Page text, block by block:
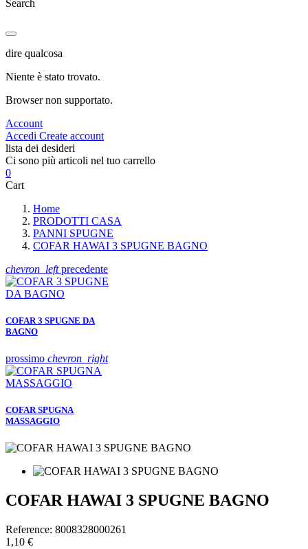
Search
dire qualcosa
Niente è stato trovato.
Browser non supportato.
Account
Accedi Create account
lista dei desideri
Ci sono più articoli nel tuo carrello
0
Cart
Home
PRODOTTI CASA
PANNI SPUGNE
COFAR HAWAI 3 SPUGNE BAGNO
chevron_leftprecedente
COFAR 3 SPUGNE DA
BAGNO
prossimo chevron_right
COFAR SPUGNA
MASSAGGIO
COFAR HAWAI 3 SPUGNE BAGNO
Reference: 8008328000261
1,10 €